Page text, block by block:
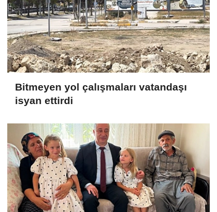
Bitmeyen yol çalışmaları vatandaşı
isyan ettirdi